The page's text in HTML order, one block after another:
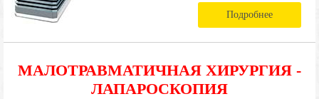
Подробнее
МАЛОТРАВМАТИЧНАЯ ХИРУРГИЯ -
ЛАПАРОСКОПИЯ